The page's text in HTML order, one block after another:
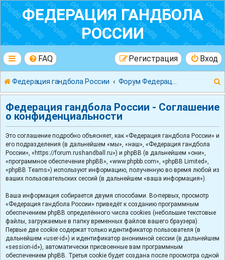
ФЕДЕРАЦИЯ ГАНДБОЛА
РОССИИ
FAQ Вход
Регистрация
Федерация гандбола России
Федерация гандбола России - Соглашение
о конфиденциальности
Это соглашение подробно объясняет, как «Федерация гандбола России» и
его подразделения (в дальнейшем «мы», «наш», «Федерация гандбола
России», «https://forum.rushandball.ru») и phpBB (в дальнейшем «они»,
«программное обеспечение phpBB», «www.phpbb.com», «phpBB Limited»,
«phpBB Teams») используют информацию, полученную во время любой из
ваших пользовательских сессий (в дальнейшем «ваша информация»).
Ваша информация собирается двумя способами. Во-первых, просмотр
«Федерация гандбола России» приведёт к созданию программным
обеспечением phpBB определённого числа cookies (небольшие текстовые
файлы, загружаемые в папку временных файлов вашего браузера).
Первые две cookie содержат только идентификатор пользователя (в
дальнейшем «user-id») и идентификатор анонимной сессии (в дальнейшем
«session-id»), автоматически присвоенные вам программным
обеспечением phpBB. Третья cookie будет создана после просмотра одной